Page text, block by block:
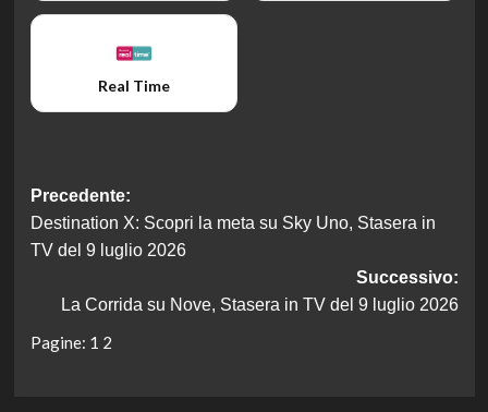
Real Time
Navigazione
articolo
Precedente:
Destination X: Scopri la meta su Sky Uno, Stasera in
TV del 9 luglio 2026
Successivo:
La Corrida su Nove, Stasera in TV del 9 luglio 2026
Pagine: 1 2